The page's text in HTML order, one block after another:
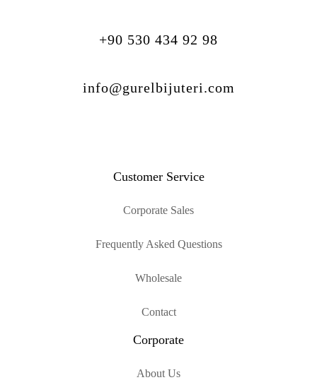
+90 530 434 92 98
info@gurelbijuteri.com
Customer Service
Corporate Sales
Frequently Asked Questions
Wholesale
Contact
Corporate
About Us